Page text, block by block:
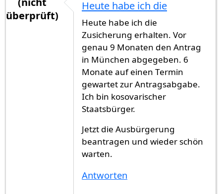
überprüft)
Heute habe ich die
Heute habe ich die
Zusicherung erhalten. Vor
genau 9 Monaten den Antrag
in München abgegeben. 6
Monate auf einen Termin
gewartet zur Antragsabgabe.
Ich bin kosovarischer
Staatsbürger.
Jetzt die Ausbürgerung
beantragen und wieder schön
warten.
Antworten